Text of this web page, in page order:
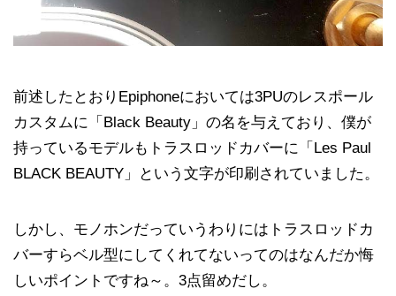
前述したとおりEpiphoneにおいては3PUのレスポール
カスタムに「Black Beauty」の名を与えており、僕が
持っているモデルもトラスロッドカバーに「Les Paul
BLACK BEAUTY」という文字が印刷されていました。
しかし、モノホンだっていうわりにはトラスロッドカ
バーすらベル型にしてくれてないってのはなんだか悔
しいポイントですね～。3点留めだし。